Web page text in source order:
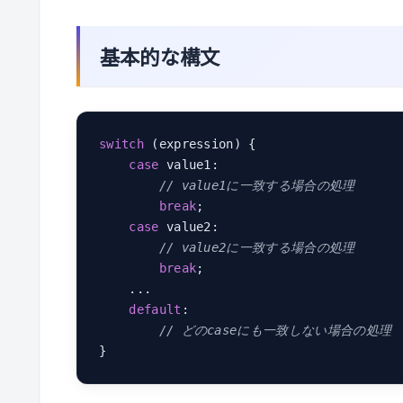
基本的な構文
switch (expression) {
case value1:
// value1に一致する場合の処理
break;
case value2:
// value2に一致する場合の処理
break;
    ...
default :
// どのcaseにも一致しない場合の処理
}